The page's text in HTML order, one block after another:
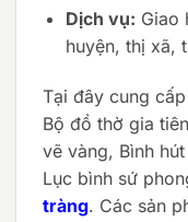
Dịch vụ: Giao
huyện, thị xã,
Tại đây cung
Bộ đồ thờ gia
vẽ vàng, Bình
Lục bình sứ
tràng. Các sản